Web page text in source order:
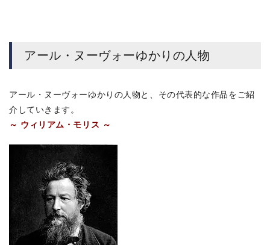
アール・ヌーヴォーゆかりの人物
アール・ヌーヴォーゆかりの人物と、その代表的な作品をご紹
介していきます。
～ ウィリアム・モリス ～